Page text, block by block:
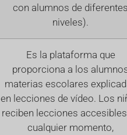
con alumnos de
niveles).
Es la plataforma que
proporciona a los
materias escolares
en lecciones de vídeo. Los
reciben lecciones
cualquier momento,